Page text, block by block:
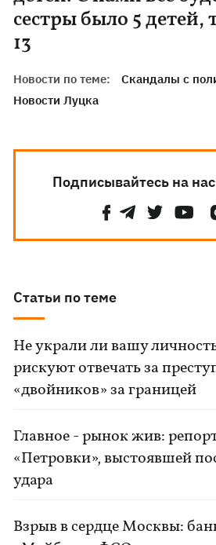
сестры было 5 детей,
13
Новости по теме:
Скандалы с
Новости Луцка
Подписывайтесь на нас
Статьи по теме
Не украли ли вашу
рискуют отвечать за
«двойников» за границей
Главное - рынок жив:
«Петровки», выстоявшей
удара
Взрыв в сердце Москвы: